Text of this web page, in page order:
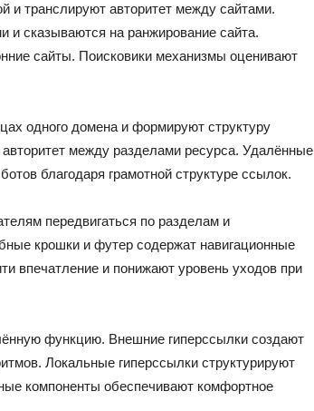
и транслируют авторитет между сайтами.
сказываются на ранжирование сайта.
сайты. Поисковики механизмы оценивают
одного домена и формируют структуру
между разделами ресурса. Удалённые
благодаря грамотной структуре ссылок.
передвигаться по разделам и
крошки и футер содержат навигационные
впечатление и понижают уровень уходов при
функцию. Внешние гиперссылки создают
Локальные гиперссылки структурируют
компоненты обеспечивают комфортное